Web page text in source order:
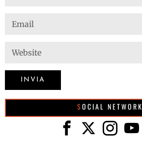
SOCIAL NETWORK